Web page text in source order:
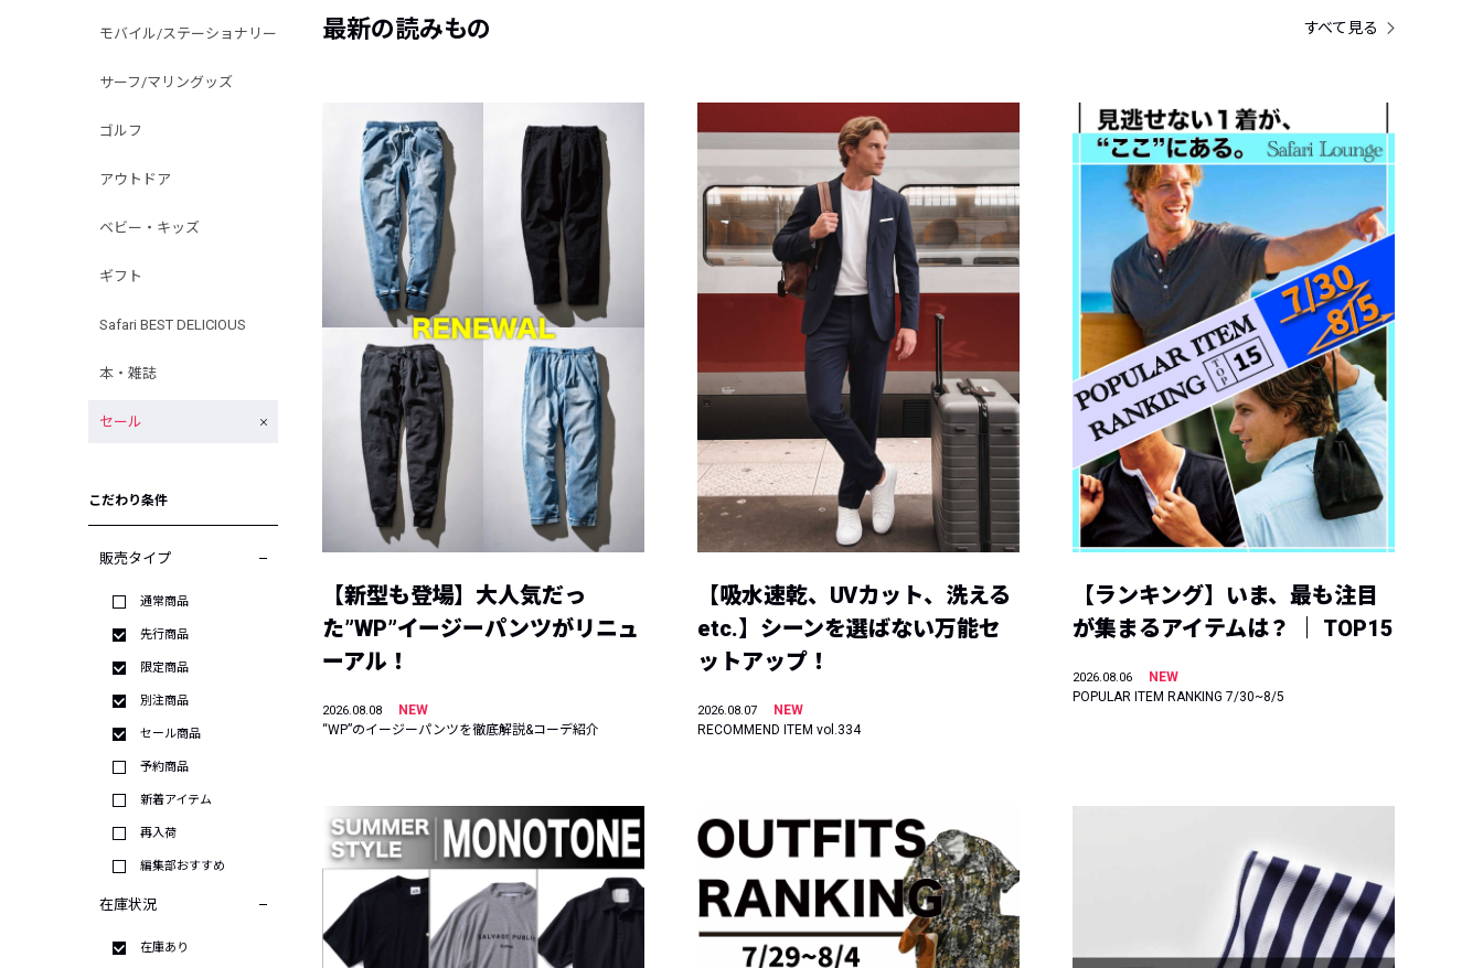
モバイル/ステーショナリー
サーフ/マリングッズ
ゴルフ
アウトドア
ベビー・キッズ
ギフト
Safari BEST DELICIOUS
本・雑誌
セール
こだわり条件
販売タイプ
通常商品
先行商品
限定商品
別注商品
セール商品
予約商品
新着アイテム
再入荷
編集部おすすめ
在庫状況
在庫あり
最新の読みもの すべて見る
【新型も登場】大人気だっ
た”WP”イージーパンツがリニュ
ーアル！
2026.08.08
NEW
“WP”のイージーパンツを徹底解説&コーデ紹介
【吸水速乾、UVカット、洗える
etc.】シーンを選ばない万能セ
ットアップ！
2026.08.07
NEW
RECOMMEND ITEM vol.334
【ランキング】いま、最も注目
が集まるアイテムは？ ｜ TOP15
2026.08.06
NEW
POPULAR ITEM RANKING 7/30~8/5